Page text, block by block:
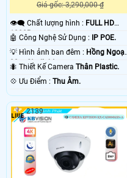
Giá gốc: 3,290,000 ₫
👁️‍🗨 Chất lượng hình : FULL HD
1080P .
🤖️ Công Nghệ Sử Dụng :
IP POE.
💡 Hình ảnh ban đêm : Hồng Ngoại
80m Starlight.
🐜 Thiết Kế Camera Thân Plastic.
️💠 Ưu Điểm : Thu Âm.
2139